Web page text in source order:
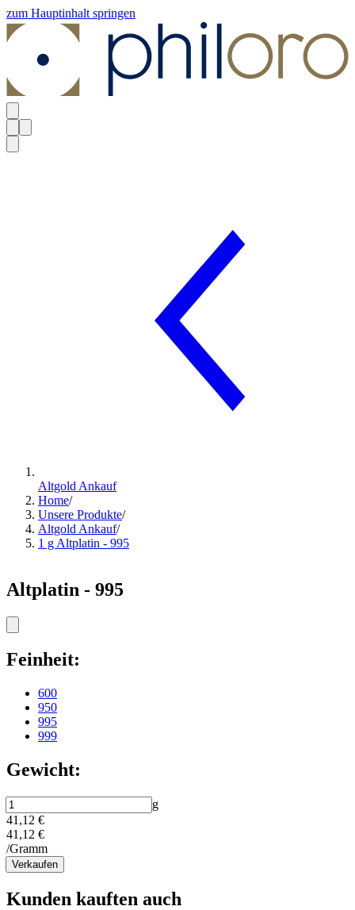
zum Hauptinhalt springen
Altgold Ankauf
Home/
Unsere Produkte/
Altgold Ankauf/
1 g Altplatin - 995
Altplatin - 995
Feinheit:
600
950
995
999
Gewicht:
g
41,12 €
41,12 €
/Gramm
Verkaufen
Kunden kauften auch